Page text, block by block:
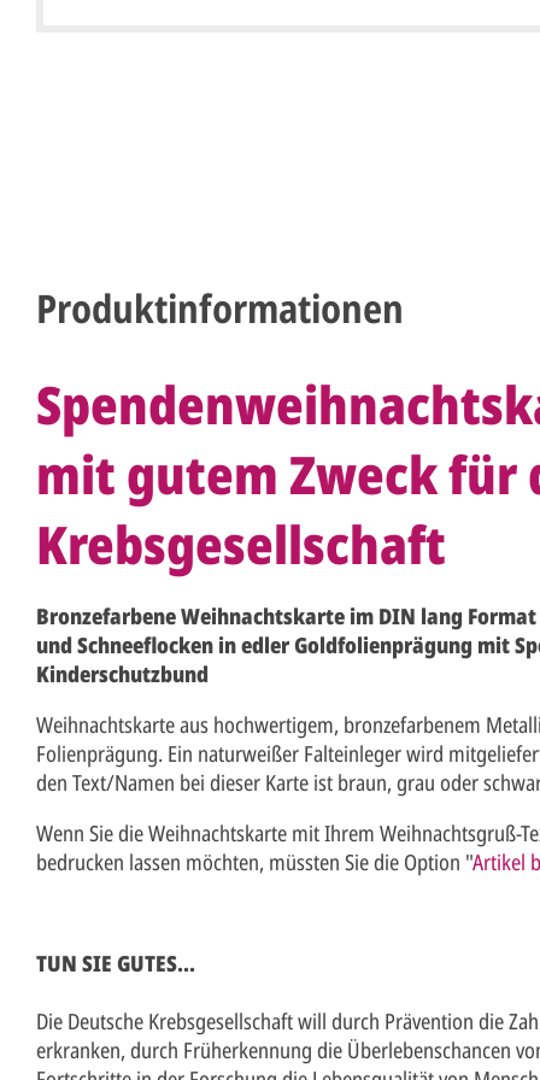
Produktinformationen
mit gutem Zweck für
Krebsgesellschaft
Bronzefarbene Weihnachtskarte im DIN lang
und Schneeflocken in edler Goldfolienprägung mit
Kinderschutzbund
Weihnachtskarte aus hochwertigem, bronzefarbenem
Folienprägung. Ein naturweißer Falteinleger wird
den Text/Namen bei dieser Karte ist braun, grau oder
Wenn Sie die Weihnachtskarte mit Ihrem Weihnachtsgruß-
bedrucken lassen möchten, müssten Sie die Option "Artikel
TUN SIE GUTES...
Die Deutsche Krebsgesellschaft will durch Prävention die
erkranken, durch Früherkennung die Überlebenschancen